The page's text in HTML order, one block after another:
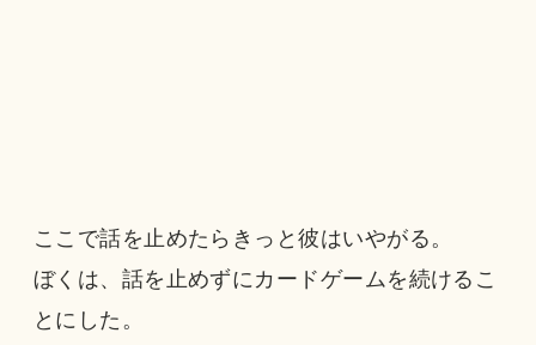
ここで話を止めたらきっと彼はいやがる。
ぼくは、話を止めずにカードゲームを続けるこ
とにした。